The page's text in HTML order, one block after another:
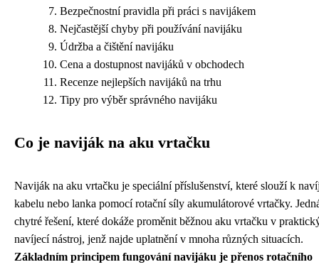
Bezpečnostní pravidla při práci s navijákem
Nejčastější chyby při používání navijáku
Údržba a čištění navijáku
Cena a dostupnost navijáků v obchodech
Recenze nejlepších navijáků na trhu
Tipy pro výběr správného navijáku
Co je naviják na aku vrtačku
Naviják na aku vrtačku je speciální příslušenství, které slouží k
kabelu nebo lanka pomocí rotační síly akumulátorové vrtačky.
chytré řešení, které dokáže proměnit běžnou aku vrtačku v
navíjecí nástroj, jenž najde uplatnění v mnoha různých situacích.
Základním principem fungování navijáku je přenos rotačního